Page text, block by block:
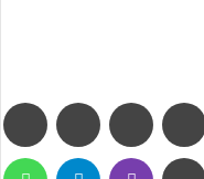
FacebookTwitter LinkedIn
WhatsAppTelegram Viber